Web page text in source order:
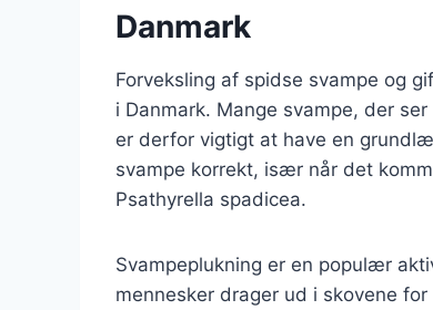
Danmark
Forveksling af spidse svampe og
i Danmark. Mange svampe, der
er derfor vigtigt at have en
svampe korrekt, især når det
Psathyrella spadicea.
Svampeplukning er en populær
mennesker drager ud i skovene